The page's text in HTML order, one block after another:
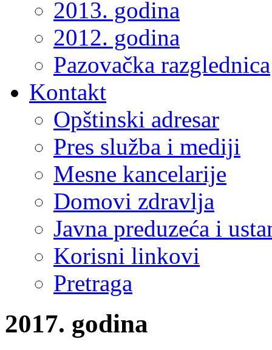
2013. godina
2012. godina
Pazovačka razglednica
Kontakt
Opštinski adresar
Pres služba i mediji
Mesne kancelarije
Domovi zdravlja
Javna preduzeća i
Korisni linkovi
Pretraga
2017. godina